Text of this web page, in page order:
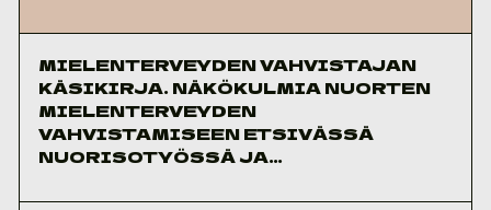
MIELENTERVEYDEN VAHVISTAJAN
KÄSIKIRJA. NÄKÖKULMIA NUORTEN
MIELENTERVEYDEN
VAHVISTAMISEEN ETSIVÄSSÄ
NUORISOTYÖSSÄ JA